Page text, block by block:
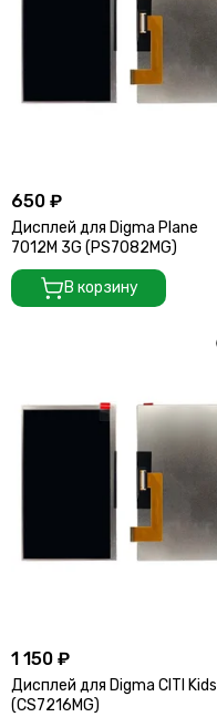
650 ₽
Дисплей для Digma Plane
7012M 3G (PS7082MG)
В корзину
1 150 ₽
Дисплей для Digma CITI Kids
(CS7216MG)